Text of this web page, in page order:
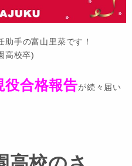
手の富山里菜です！
高校卒)
役合格報告が続々届い